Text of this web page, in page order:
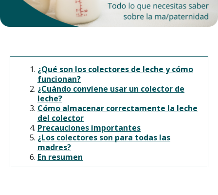
¿Qué son los colectores de leche y cómo
funcionan?
¿Cuándo conviene usar un colector de
leche?
Cómo almacenar correctamente la leche
del colector
Precauciones importantes
¿Los colectores son para todas las
madres?
En resumen